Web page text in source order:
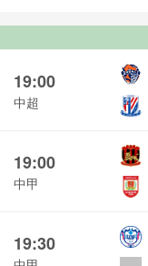
19:00
中超
19:00
中甲
19:30